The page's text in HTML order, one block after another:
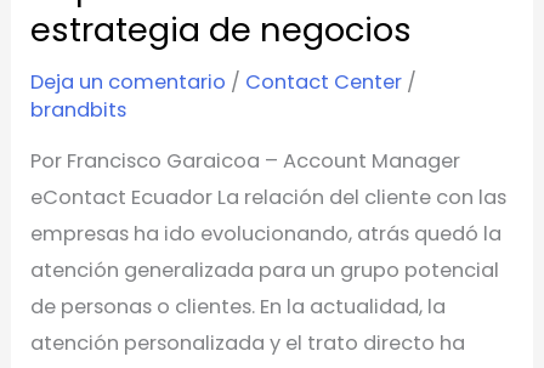
estrategia de negocios
Deja un comentario / Contact Center /
brandbits
Por Francisco Garaicoa – Account Manager
eContact Ecuador La relación del cliente con las
empresas ha ido evolucionando, atrás quedó la
atención generalizada para un grupo potencial
de personas o clientes. En la actualidad, la
atención personalizada y el trato directo ha